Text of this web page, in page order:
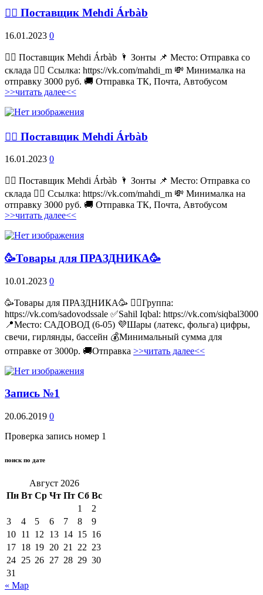
💁‍♂ Поставщик Mehdi Árbàb
16.01.2023 0
💁‍♂ Поставщик Mehdi Árbàb 🌂 Зонты 📌 Место: Отправка со
склада 👉🏻 Ссылка: https://vk.com/mahdi_m 💸 Минималка на
отправку 3000 руб. 🚚 Отправка ТК, Почта, Автобусом
>>читать далее<<
💁‍♂ Поставщик Mehdi Árbàb
16.01.2023 0
💁‍♂ Поставщик Mehdi Árbàb 🌂 Зонты 📌 Место: Отправка со
склада 👉🏻 Ссылка: https://vk.com/mahdi_m 💸 Минималка на
отправку 3000 руб. 🚚 Отправка ТК, Почта, Автобусом
>>читать далее<<
🥳Товары для ПРАЗДНИКА🥳
10.01.2023 0
🥳Товары для ПРАЗДНИКА🥳 👉🏻Группа:
https://vk.com/sadovodssale ✅Sahil Iqbal: https://vk.com/siqbal3000
📍Место: САДОВОД (6-05) 💜Шары (латекс, фольга) цифры,
свечи, гирлянды, бассейн 💰Минимальный сумма для
отправке от 3000р. 🚚Отправка >>читать далее<<
Запись №1
20.06.2019 0
Проверка запись номер 1
поиск по дате
Август 2026
Пн Вт Ср Чт Пт Сб Вс
1
2
3
4 5 6 7 8
9
10 11 12 13 14 15 16
17 18 19 20 21 22 23
24 25 26 27 28 29 30
31
« Мар